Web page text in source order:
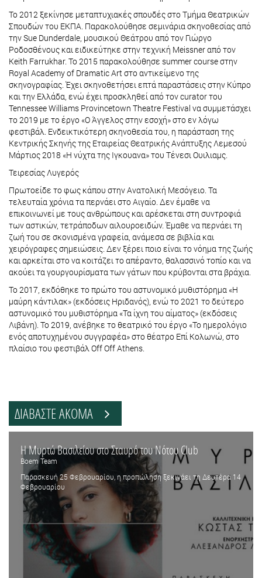
Το 2012 ξεκίνησε μεταπτυχιακές σπουδές στο Τμήμα Θεατρικών
Σπουδών του ΕΚΠΑ. Παρακολούθησε σεμινάρια σκηνοθεσίας από
την Sue Dunderdale, μουσικού Θεάτρου από τον Γιώργο
Ροδοσθένους και ειδικεύτηκε στην τεχνική Meissner από τον
Keith Farrukhar. Το 2015 παρακολούθησε summer course στην
Royal Academy of Dramatic Art στο αντικείμενο της
σκηνογραφίας. Έχει σκηνοθετήσει επτά παραστάσεις στην Κύπρο
και την Ελλάδα, ενώ έχει προσκληθεί από τον curator του
Tennessee Williams Provincetown Theatre Festival να συμμετάσχει
το 2019 με το έργο «Ο Άγγελος στην εσοχή» στο εν λόγω
φεστιβάλ. Ενδεικτικότερη σκηνοθεσία του, η παράσταση της
Κεντρικής Σκηνής της Εταιρείας Θεατρικής Ανάπτυξης Λεμεσού
Μάρτιος 2018 «Η νύχτα της Ιγκουανα» του Τένεσι Ουιλιαμς.
Τειρεσίας Λυγερός
Πρωτοείδε το φως κάπου στην Ανατολική Μεσόγειο. Τα
τελευταία χρόνια τα περνάει στο Αιγαίο. Δεν έμαθε να
επικοινωνεί με τους ανθρώπους και αρέσκεται στη συντροφιά
των αστικών, τετράποδων αιλουροειδών. Έμαθε να περνάει τη
ζωή του σε σκονισμένα γραφεία, ανάμεσα σε βιβλία και
χειρόγραφες σημειώσεις. Δεν ξέρει ποιο είναι το νόημα της ζωής
και αρκείται στο να κοιτάζει το απέραντο, θαλασσινό τοπίο και να
ακούει τα γουργουρίσματα των γάτων που κρύβονται στα βράχια.
Το 2017, εκδόθηκε το πρώτο του αστυνομικό μυθιστόρημα «Η
μαύρη κάντιλακ» (εκδόσεις Ηριδανός), ενώ το 2021 το δεύτερο
αστυνομικό του μυθιστόρημα «Τα ίχνη του αίματος» (εκδόσεις
Λιβάνη). Το 2019, ανέβηκε το θεατρικό του έργο «Το ημερολόγιο
ενός αποτυχημένου συγγραφέα» στο θέατρο Επί Κολωνώ, στο
πλαίσιο του φεστιβάλ Off Off Athens.
ΔΙΑΒΑΣΤΕ ΑΚΟΜΑ
Η Μυρτώ Βασιλείου στο Σταυρό του Νότου Club
Boem Team
Παρασκευή 25 Φεβρουαρίου, η προπώληση ξεκινάει τη Δευτέρα 14
Φεβρουαρίου